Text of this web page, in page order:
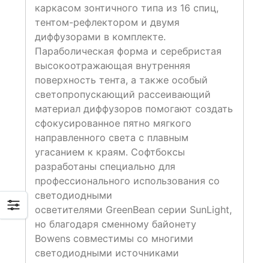
каркасом зонтичного типа из 16 спиц,
тентом-рефлектором и двумя
диффузорами в комплекте.
Параболическая форма и серебристая
высокоотражающая внутренняя
поверхность тента, а также особый
светопропускающий рассеивающий
материал диффузоров помогают создать
сфокусированное пятно мягкого
направленного света с плавным
угасанием к краям. Софтбоксы
разработаны специально для
профессионального использования со
светодиодными
осветителями GreenBean серии SunLight,
но благодаря сменному байонету
Bowens совместимы со многими
светодиодными источниками